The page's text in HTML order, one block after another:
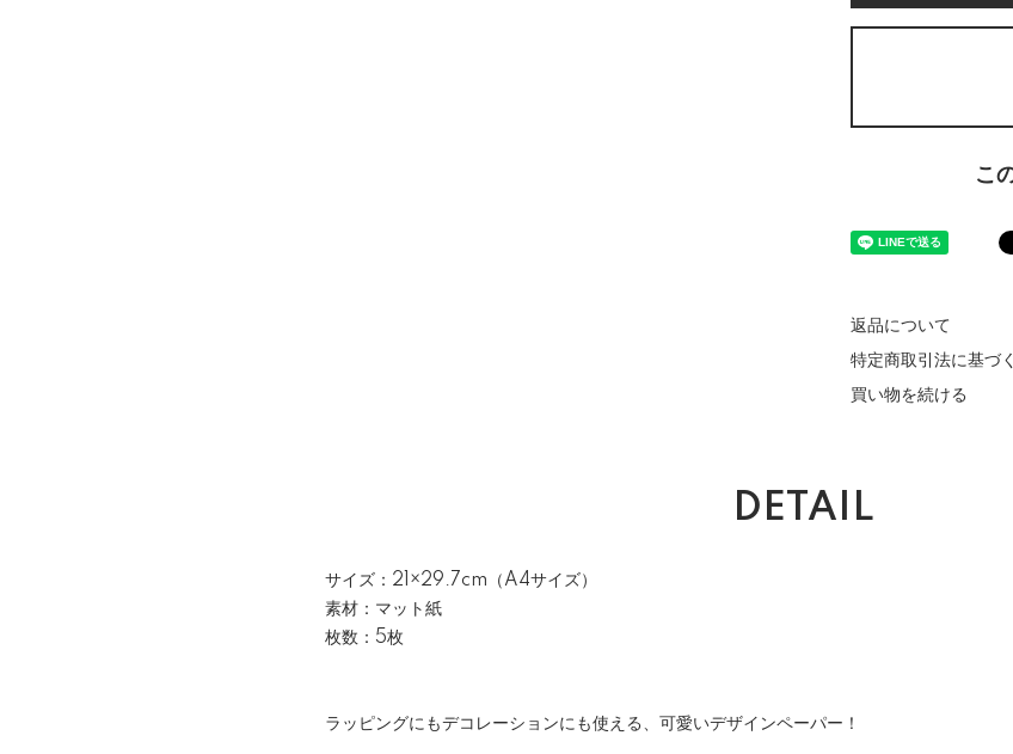
こ
返品について
特定商取引法に基づ
買い物を続ける
DETAIL
サイズ：21×29.7cm（A4サイズ）
素材：マット紙
枚数：5枚
ラッピングにもデコレーションにも使える、可愛いデザインペーパー！